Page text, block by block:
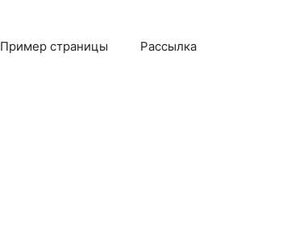
Пример страницы Рассылка